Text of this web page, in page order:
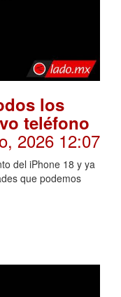
los
teléfono
2026 12:07
del iPhone 18 y ya
que podemos